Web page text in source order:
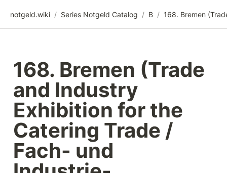
notgeld.wiki / Series Notgeld Catalog / B /
168. Bremen (Trade
and Industry
Exhibition for the
Catering Trade /
Fach- und